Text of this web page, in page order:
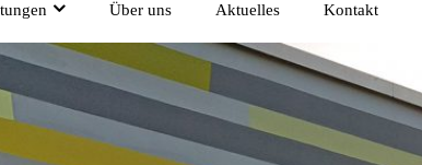
Über uns Aktuelles Kontakt